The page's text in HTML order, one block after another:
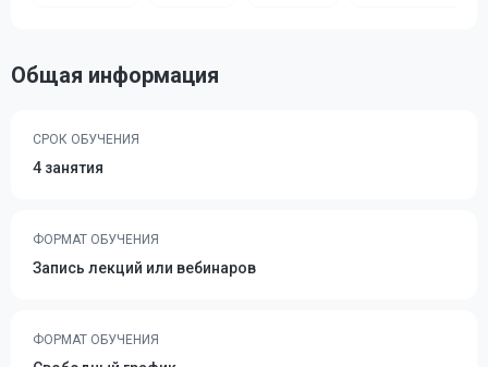
Общая информация
СРОК ОБУЧЕНИЯ
4 занятия
ФОРМАТ ОБУЧЕНИЯ
Запись лекций или вебинаров
ФОРМАТ ОБУЧЕНИЯ